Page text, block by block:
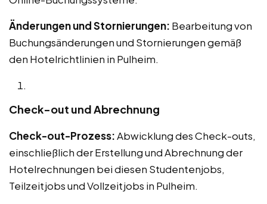
Änderungen und Stornierungen: Bearbeitung von
Buchungsänderungen und Stornierungen gemäß
den Hotelrichtlinien in Pulheim.
Check-out und Abrechnung
Check-out-Prozess:Abwicklung des Check-outs,
einschließlich der Erstellung und Abrechnung der
Hotelrechnungen bei diesen Studentenjobs,
Teilzeitjobs und Vollzeitjobs in Pulheim.